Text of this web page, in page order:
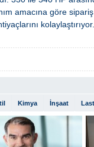
amacına göre
Kimya İnşaat